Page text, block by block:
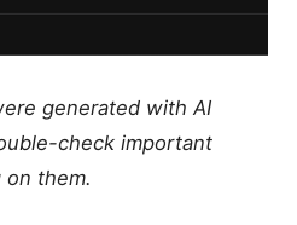
generated with AI
check important
them.